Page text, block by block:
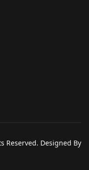
Reserved. Designed By